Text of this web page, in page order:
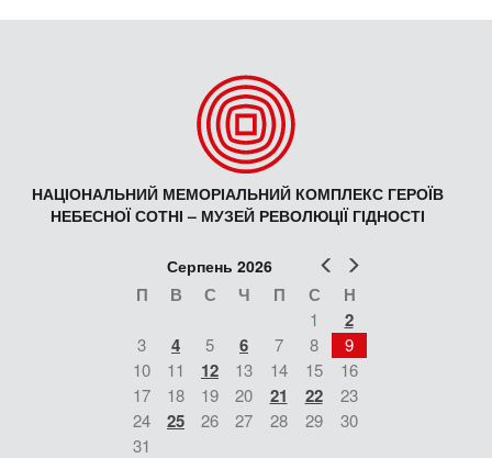
НАЦІОНАЛЬНИЙ МЕМОРІАЛЬНИЙ КОМПЛЕКС ГЕРОЇВ
НЕБЕСНОЇ СОТНІ – МУЗЕЙ РЕВОЛЮЦІЇ ГІДНОСТІ
Попер
Серпень 2026
П В С Ч П С Н
1 2
3 4 5 6 7 8
9
10
11 12 13 14 15
16
17
18 19 20 21 22
23
24
25 26 27 28 29
30
31